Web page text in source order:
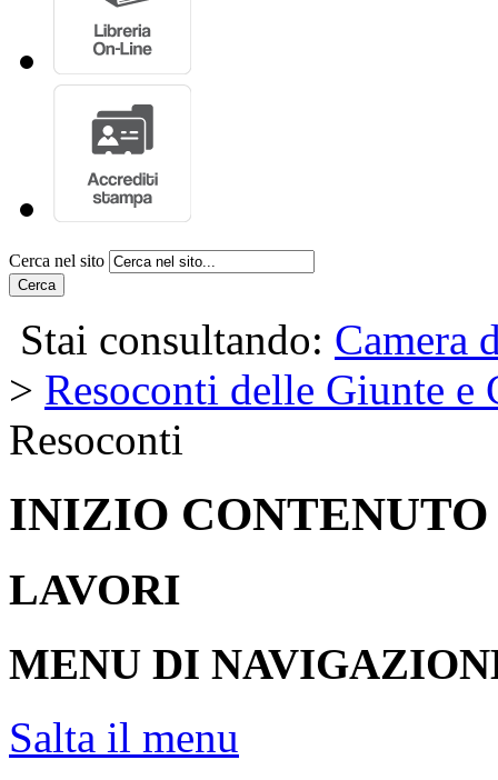
Cerca nel sito
Cerca
Stai consultando: Camera
> Resoconti delle Giunte e
Resoconti
INIZIO CONTENUTO
LAVORI
MENU DI
Salta il menu